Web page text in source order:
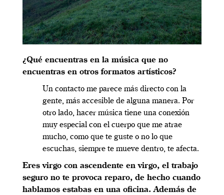
¿Qué encuentras en la música que no
encuentras en otros formatos artísticos?
Un contacto me parece más directo con la
gente, más accesible de alguna manera. Por
otro lado, hacer música tiene una conexión
muy especial con el cuerpo que me atrae
mucho, como que te guste o no lo que
escuchas, siempre te mueve dentro, te afecta.
Eres virgo con ascendente en virgo, el trabajo
seguro no te provoca reparo, de hecho cuando
hablamos estabas en una oficina. Además de